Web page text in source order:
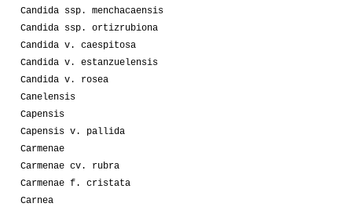
Candida ssp. menchacaensis
Candida ssp. ortizrubiona
Candida v. caespitosa
Candida v. estanzuelensis
Candida v. rosea
Canelensis
Capensis
Capensis v. pallida
Carmenae
Carmenae cv. rubra
Carmenae f. cristata
Carnea